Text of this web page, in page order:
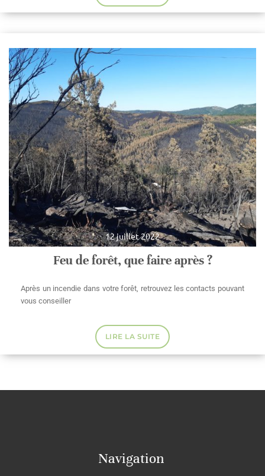
12 juillet 2022
Feu de forêt, que faire après ?
Après un incendie dans votre forêt, retrouvez les contacts pouvant
vous conseiller
LIRE LA SUITE
Navigation